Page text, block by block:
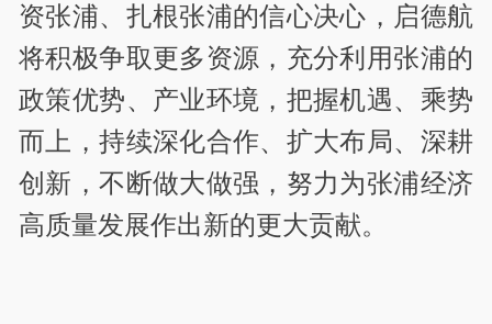
资张浦、扎根张浦的信心决心，启德航
将积极争取更多资源，充分利用张浦的
政策优势、产业环境，把握机遇、乘势
而上，持续深化合作、扩大布局、深耕
创新，不断做大做强，努力为张浦经济
高质量发展作出新的更大贡献。